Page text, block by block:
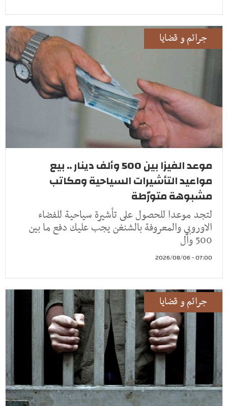
جرائم و قضايا
موعد الفيزا بين 500 وألف دينار .. بيع
مواعيد التأشيرات السياحية ومكاتب
مشبوهة متورّطة
لتجد موعدا للحصول على تأشيرة سياحية للفضاء
الاوروبي والمعروفة بالشنغن يجب عليك دفع ما بين
500 وأل
07:00 - 2026/08/06
جرائم و قضايا